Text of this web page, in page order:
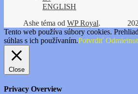
ENGLISH
Ashe téma od WP Royal.
Tento web používa súbory cookies.
súhlas s ich používaním.Potvrdiť
Close
Privacy Overview